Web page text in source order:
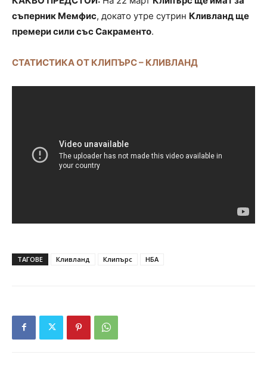
съперник Мемфис, докато утре сутрин Кливланд ще
премери сили със Сакраменто.
СТАТИСТИКА ОТ КЛИПЪРС – КЛИВЛАНД
ТАГОВЕ Кливланд Клипърс НБА